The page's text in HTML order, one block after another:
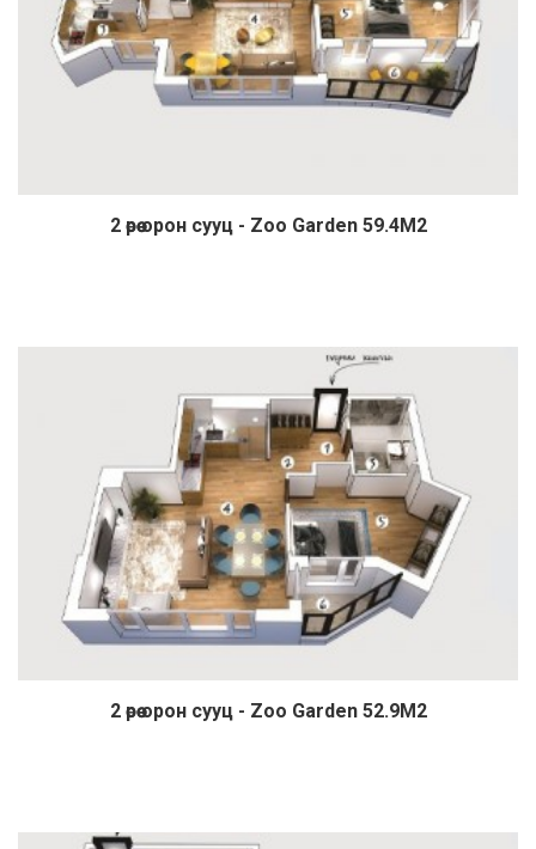
Дэлгэрэнгүй
2 өрөө орон сууц - Zoo Garden 59.4М2
Дэлгэрэнгүй
2 өрөө орон сууц - Zoo Garden 52.9М2